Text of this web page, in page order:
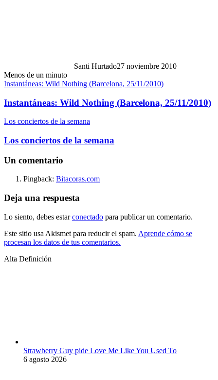
Santi Hurtado27 noviembre 2010
Menos de un minuto
Instantáneas: Wild Nothing (Barcelona, 25/11/2010)
Instantáneas: Wild Nothing (Barcelona, 25/11/2010)
Los conciertos de la semana
Los conciertos de la semana
Un comentario
Pingback: Bitacoras.com
Deja una respuesta
Lo siento, debes estarconectado para publicar un comentario.
Este sitio usa Akismet para reducir el spam. Aprende cómo se
procesan los datos de tus comentarios.
Alta Definición
Strawberry Guy pide Love Me Like You Used To
6 agosto 2026